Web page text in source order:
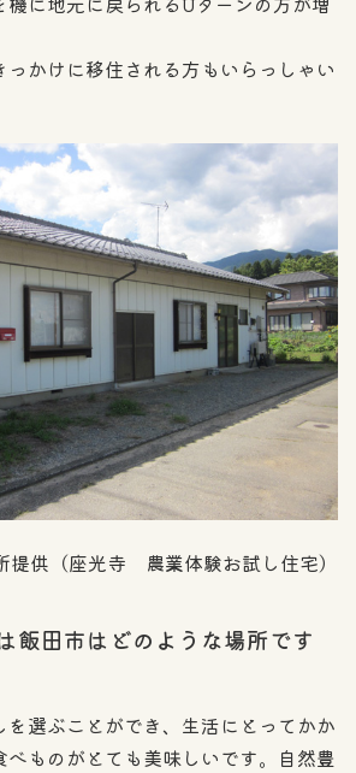
っかけに移住される方もいらっしゃい
提供（座光寺 農業体験お試し住宅）
飯田市はどのような場所です
を選ぶことができ、生活にとってかか
ものがとても美味しいです。自然豊